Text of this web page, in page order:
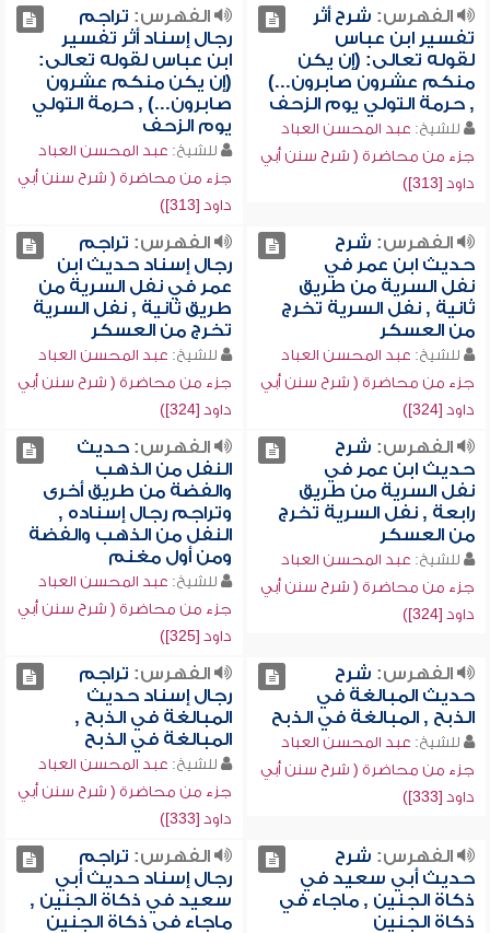
الفهرس: شرح أثر
تفسير ابن عباس
لقوله تعالى: (إن يكن
منكم عشرون صابرون...)
, حرمة التولي يوم الزحف
للشيخ: عبد المحسن العباد
جزء من محاضرة ( شرح سنن أبي
داود [313])
الفهرس: تراجم
رجال إسناد أثر تفسير
ابن عباس لقوله تعالى:
(إن يكن منكم عشرون
صابرون...) , حرمة التولي
يوم الزحف
للشيخ: عبد المحسن العباد
جزء من محاضرة ( شرح سنن أبي
داود [313])
الفهرس: شرح
حديث ابن عمر في
نفل السرية من طريق
ثانية , نفل السرية تخرج
من العسكر
للشيخ: عبد المحسن العباد
جزء من محاضرة ( شرح سنن أبي
داود [324])
الفهرس: تراجم
رجال إسناد حديث ابن
عمر في نفل السرية من
طريق ثانية , نفل السرية
تخرج من العسكر
للشيخ: عبد المحسن العباد
جزء من محاضرة ( شرح سنن أبي
داود [324])
الفهرس: شرح
حديث ابن عمر في
نفل السرية من طريق
رابعة , نفل السرية تخرج
من العسكر
للشيخ: عبد المحسن العباد
جزء من محاضرة ( شرح سنن أبي
داود [324])
الفهرس:حديث
النفل من الذهب
والفضة من طريق أخرى
وتراجم رجال إسناده ,
النفل من الذهب والفضة
ومن أول مغنم
للشيخ: عبد المحسن العباد
جزء من محاضرة ( شرح سنن أبي
داود [325])
الفهرس: شرح
حديث المبالغة في
الذبح , المبالغة في الذبح
للشيخ: عبد المحسن العباد
جزء من محاضرة ( شرح سنن أبي
داود [333])
الفهرس: تراجم
رجال إسناد حديث
المبالغة في الذبح ,
المبالغة في الذبح
للشيخ: عبد المحسن العباد
جزء من محاضرة ( شرح سنن أبي
داود [333])
الفهرس: شرح
حديث أبي سعيد في
ذكاة الجنين , ماجاء في
ذكاة الجنين
الفهرس: تراجم
رجال إسناد حديث أبي
سعيد في ذكاة الجنين ,
ماجاء في ذكاة الجنين